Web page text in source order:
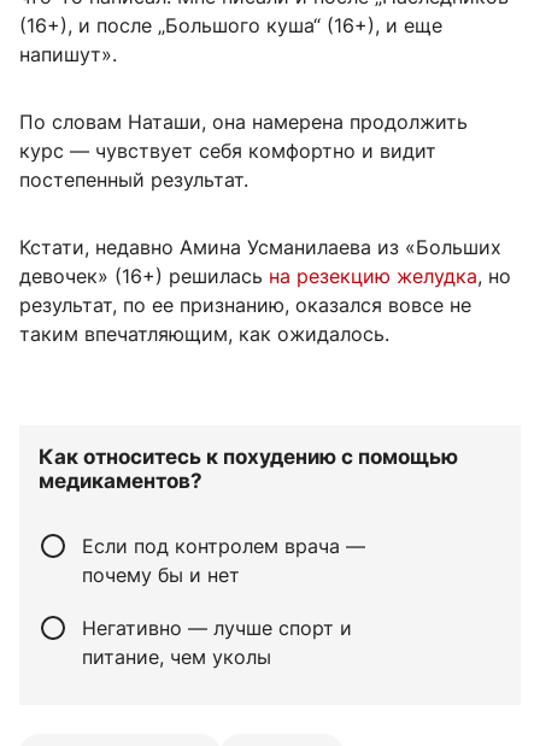
(16+), и после „Большого куша“ (16+), и еще
напишут».
По словам Наташи, она намерена продолжить
курс — чувствует себя комфортно и видит
постепенный результат.
Кстати, недавно Амина Усманилаева из «Больших
девочек» (16+) решилась на резекцию желудка, но
результат, по ее признанию, оказался вовсе не
таким впечатляющим, как ожидалось.
Как относитесь к похудению с помощью
медикаментов?
Если под контролем врача —
почему бы и нет
Негативно — лучше спорт и
питание, чем уколы